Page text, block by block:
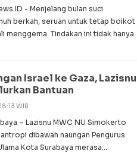
- Menjelang bulan suci
berkah, seruan untuk tetap boikot
menggema. Tindakan ini tidak hanya
Israel ke Gaza, Lazisnu
Bantuan
WIB
– Lazisnu MWC NU Simokerto
dibawah naungan Pengurus
Kota Surabaya merasa